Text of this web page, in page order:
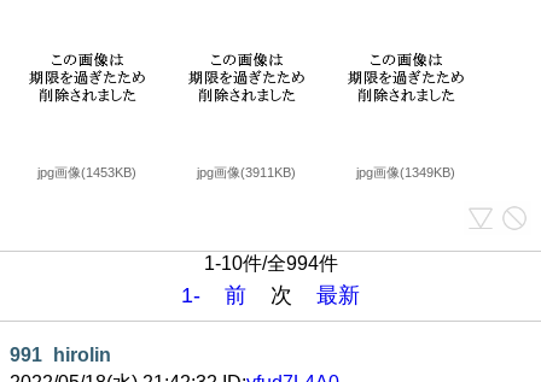
jpg画像(1453KB) jpg画像(3911KB) jpg画像(1349KB)
1-10件/全994件
1- 前 次 最新
991
hirolin